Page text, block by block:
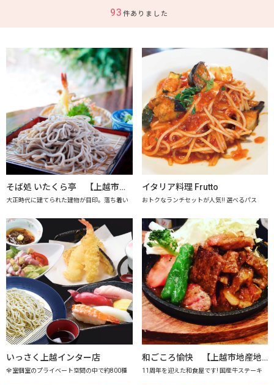
93 件ありました
そば処 いたくら亭 【上越市地産地消推進の店認定店】
大正時代に建てられた建物が目印。落ち着い
イタリア料理 Frutto
おトクなランチセットが人気!! 選べるパス
いっさく上越インター店
全室個室のプライベート空間の中で約800種
和ごころ愉快 【上越市地産地消の店認定店】
11周年を迎えた和食屋です! 国産牛ステーキ